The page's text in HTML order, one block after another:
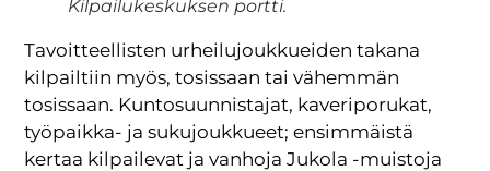
Kilpailukeskuksen portti.
Tavoitteellisten urheilujoukkueiden takana
kilpailtiin myös, tosissaan tai vähemmän
tosissaan. Kuntosuunnistajat, kaveriporukat,
työpaikka- ja sukujoukkueet; ensimmäistä
kertaa kilpailevat ja vanhoja Jukola -muistoja